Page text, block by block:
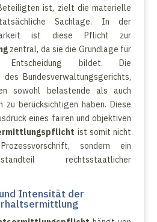
ist, zielt die materielle
Sachlage. In der
ist diese Pflicht zur
zentral, da sie die Grundlage für
Entscheidung bildet. Die
Bundesverwaltungsgerichts,
sowohl belastende als auch
zu berücksichtigen haben. Diese
eines fairen und objektiven
ist somit nicht
sondern ein
rechtsstaatlicher
Intensität der